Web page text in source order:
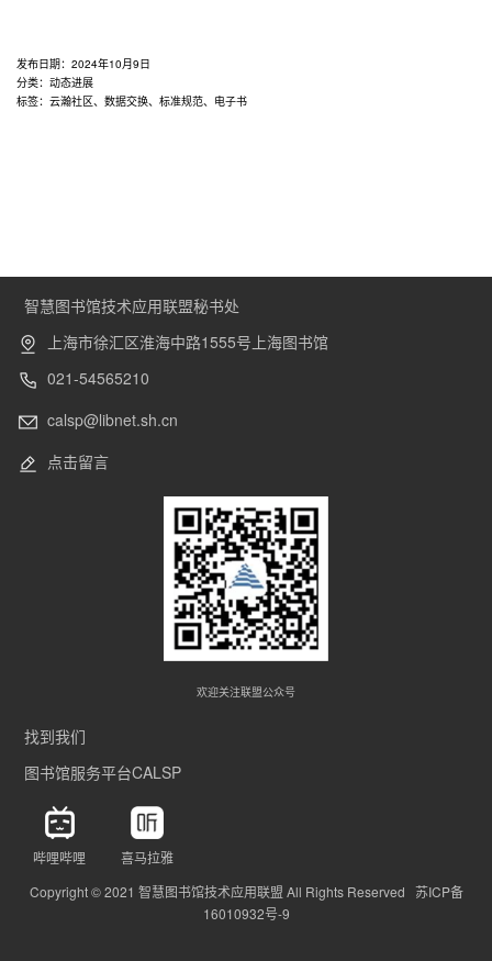
发布日期： 2024年10月9日
分类： 动态进展
标签： 云瀚社区、 数据交换、 标准规范、 电子书
智慧图书馆技术应用联盟秘书处
上海市徐汇区淮海中路1555号上海图书馆
021-54565210
calsp@libnet.sh.cn
点击留言
欢迎关注联盟公众号
找到我们
图书馆服务平台CALSP
哔哩哔哩
喜马拉雅
Copyright © 2021 智慧图书馆技术应用联盟 All Rights Reserved 苏ICP备
16010932号-9